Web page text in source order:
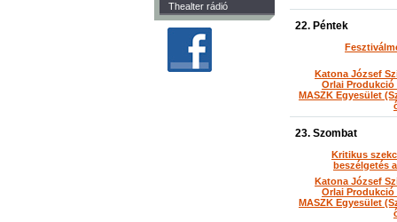
Thealter rádió
22. Péntek
Katona József
Orlai
MASZK Egyesület
23. Szombat
Kritikus
beszélgetés
Katona József
Orlai
MASZK Egyesület